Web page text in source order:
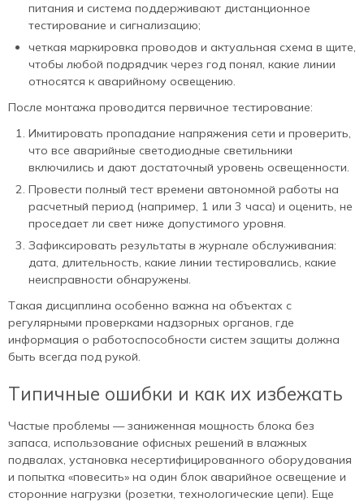
питания и система поддерживают дистанционное
тестирование и сигнализацию;
четкая маркировка проводов и актуальная схема в щите,
чтобы любой подрядчик через год понял, какие линии
относятся к аварийному освещению.
После монтажа проводится первичное тестирование:
Имитировать пропадание напряжения сети и проверить,
что все аварийные светодиодные светильники
включились и дают достаточный уровень освещенности.
Провести полный тест времени автономной работы на
расчетный период (например, 1 или 3 часа) и оценить, не
проседает ли свет ниже допустимого уровня.
Зафиксировать результаты в журнале обслуживания:
дата, длительность, какие линии тестировались, какие
неисправности обнаружены.
Такая дисциплина особенно важна на объектах с
регулярными проверками надзорных органов, где
информация о работоспособности систем защиты должна
быть всегда под рукой.
Типичные ошибки и как их избежать
Частые проблемы — заниженная мощность блока без
запаса, использование офисных решений в влажных
подвалах, установка несертифицированного оборудования
и попытка «повесить» на один блок аварийное освещение и
сторонние нагрузки (розетки, технологические цепи). Еще